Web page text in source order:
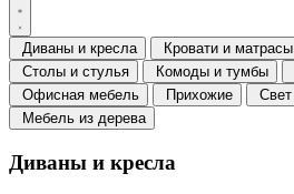
Диваны и кресла Кровати и матрасы
Столы и стулья
Комоды и тумбы
Офисная мебель
Прихожие Свет
Мебель из дерева
Диваны и кресла